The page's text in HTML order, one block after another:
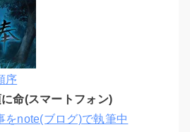
序
命(スマートフォン)
をnote(ブログ)で執筆中